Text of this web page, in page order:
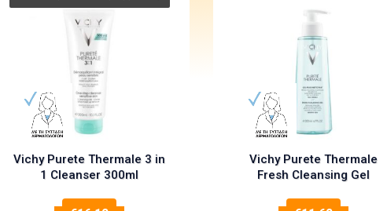
Vichy Purete Thermale 3 in
1 Cleanser 300ml
Vichy Purete Thermale
Fresh Cleansing Gel